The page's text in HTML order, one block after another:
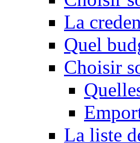
La
Quel
Choisir
La liste